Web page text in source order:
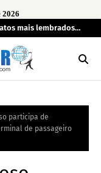
2026
mais lembrados
estadual
participa de
de passageiro